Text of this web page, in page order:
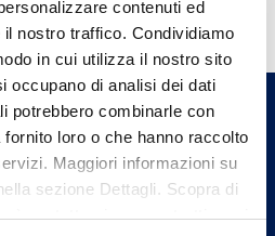
contenuti ed
nostro traffico. Condividiamo
in cui utilizza il nostro sito
occupano di analisi dei dati
potrebbero combinarle con
loro o che hanno raccolto
Maggiori informazioni su
sezione Dettagli. Scopra di
contattarci e come trattiamo i
vicina a te e parla con